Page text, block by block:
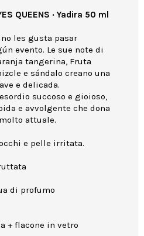
QUEENS · Yadira 50 ml
les gusta pasar
evento. Le sue note di
tangerina, Fruta
e sándalo creano una
e delicada.
succoso e gioioso,
e avvolgente che dona
attuale.
e pelle irritata.
di profumo
+ flacone in vetro